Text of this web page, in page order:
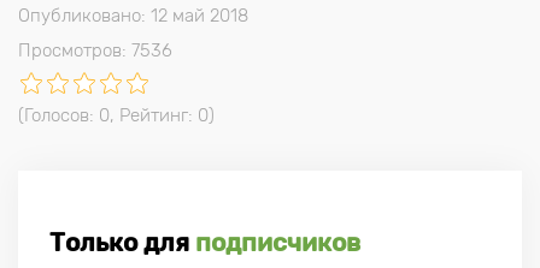
Опубликовано: 12 май 2018
Просмотров: 7536
(Голосов: 0, Рейтинг: 0)
Только для подписчиков